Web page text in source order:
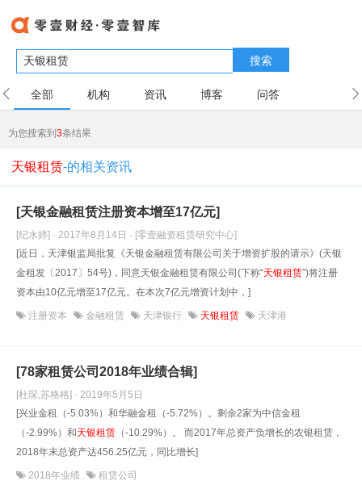
搜索
全部 机构 资讯 博客 问答
为您搜索到3条结果
天银租赁-的相关资讯
[天银金融租赁注册资本增至17亿元]
[纪水婷] · 2017年8月14日 · [零壹融资租赁研究中心]
[近日，天津银监局批复《天银金融租赁有限公司关于增资扩股的请示》(天银
金租发〔2017〕54号)，同意天银金融租赁有限公司(下称“天银租赁”)将注册
资本由10亿元增至17亿元。在本次7亿元增资计划中，]
注册资本 金融租赁 天津银行 天银租赁 天津港
[78家租赁公司2018年业绩合辑]
[杜琛,苏格格] · 2019年5月5日
[兴业金租（-5.03%）和华融金租（-5.72%）。剩余2家为中信金租
（-2.99%）和天银租赁 （-10.29%）。 而2017年总资产负增长的农银租赁，
2018年末总资产达456.25亿元，同比增长]
2018年业绩 租赁公司